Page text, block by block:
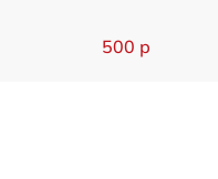
500 р